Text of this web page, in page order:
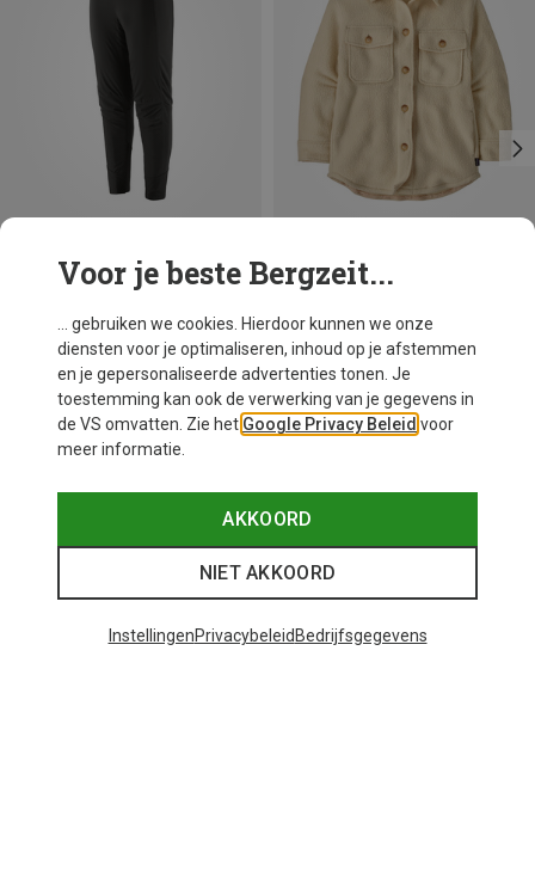
Je bespaart 62% Je bespaart 49%
Voor je beste Bergzeit...
... gebruiken we cookies. Hierdoor kunnen we onze
diensten voor je optimaliseren, inhoud op je afstemmen
en je gepersonaliseerde advertenties tonen. Je
toestemming kan ook de verwerking van je gegevens in
de VS omvatten. Zie het Google Privacy Beleid voor
meer informatie.
AKKOORD
NIET AKKOORD
InstellingenPrivacybeleid Bedrijfsgegevens